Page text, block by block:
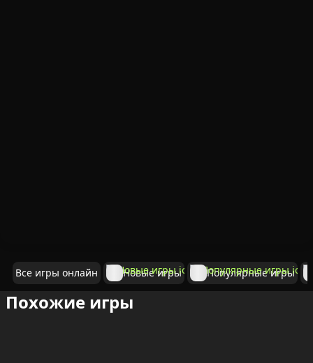
Все игры онлайн Новые игры Популярные игры
Похожие игры